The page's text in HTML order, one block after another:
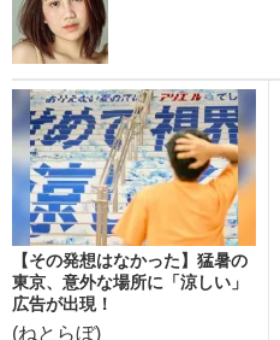
【その発想はなかった】猛暑の
東京、意外な場所に「涼しい」
広告が出現！
(ねとらぼ)